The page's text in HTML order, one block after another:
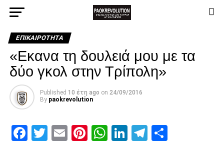
ΕΠΙΚΑΙΡΌΤΗΤΑ
«Εκανα τη δουλειά μου με τα
δύο γκολ στην Τρίπολη»
Published 10 έτη ago on 24/09/2016
By paokrevolution
Facebook
Twitter
EmailPinterest
WhatsApp
LinkedIn
Telegram